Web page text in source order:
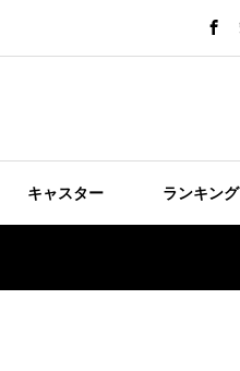
キャスター ランキング